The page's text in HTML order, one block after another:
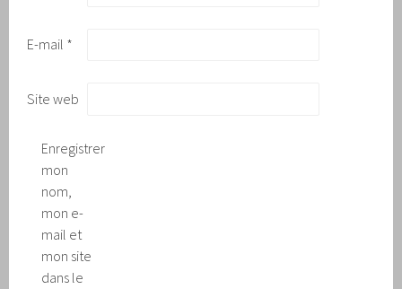
E-mail *
Site web
Enregistrer
mon
nom,
mon e-
mail et
mon site
dans le